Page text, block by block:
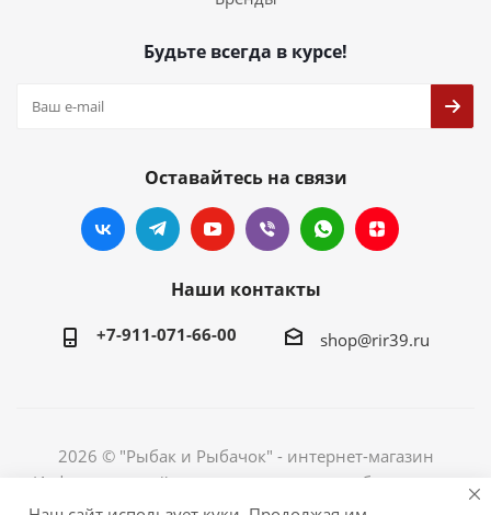
Будьте всегда в курсе!
Оставайтесь на связи
Наши контакты
+7-911-071-66-00 shop@rir39.ru
2026 © "Рыбак и Рыбачок" - интернет-магазин
Информация сайта защищена законом об авторских
правах. Индивидуальный предприниматель Рогов